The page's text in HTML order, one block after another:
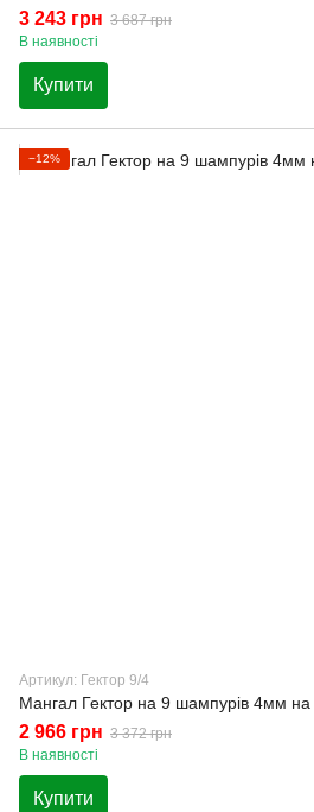
3 243 грн 3 687 грн
В наявності
Купити
−12%
Артикул: Гектор 9/4
Мангал Гектор на 9 шампурів 4мм на
2 966 грн 3 372 грн
В наявності
Купити